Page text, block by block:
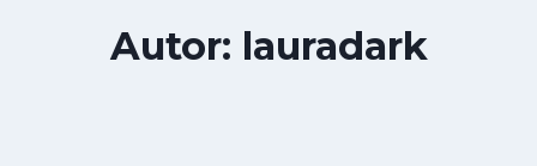
Autor: lauradark